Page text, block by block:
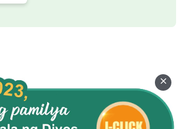
ginawa ng tao, hindi niya
lamang na payak at mababaw
ang ibang mga pangitain dahil
na nakakahigit sa Kapanahunan